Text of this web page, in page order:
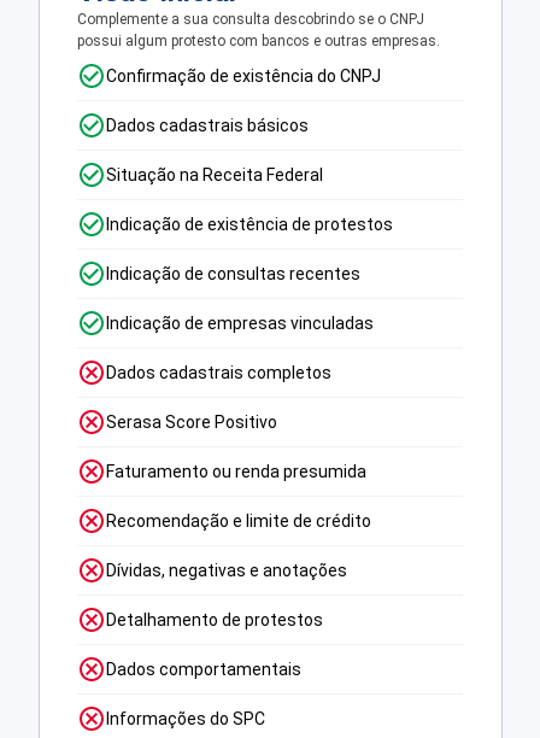
Complemente a sua consulta descobrindo se o CNPJ
possui algum protesto com bancos e outras empresas.
Confirmação de existência do CNPJ
Dados cadastrais básicos
Situação na Receita Federal
Indicação de existência de protestos
Indicação de consultas recentes
Indicação de empresas vinculadas
Dados cadastrais completos
Serasa Score Positivo
Faturamento ou renda presumida
Recomendação e limite de crédito
Dívidas, negativas e anotações
Detalhamento de protestos
Dados comportamentais
Informações do SPC